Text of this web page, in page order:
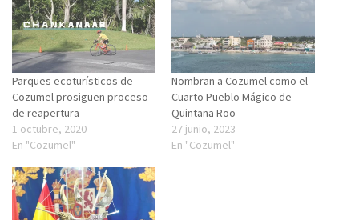
Parques ecoturísticos de
Cozumel prosiguen proceso
de reapertura
1 octubre, 2020
En "Cozumel"
Nombran a Cozumel como el
Cuarto Pueblo Mágico de
Quintana Roo
27 junio, 2023
En "Cozumel"